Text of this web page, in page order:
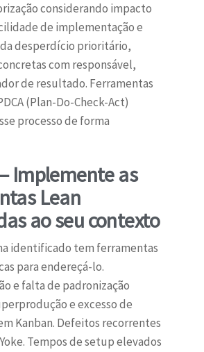
considerando impacto
de implementação e
desperdício prioritário,
com responsável,
de resultado. Ferramentas
(Plan-Do-Check-Act)
processo de forma
Implemente as
Lean
ao seu contexto
identificado tem ferramentas
para endereçá-lo.
e falta de padronização
e excesso de
Kanban. Defeitos recorrentes
Tempos de setup elevados